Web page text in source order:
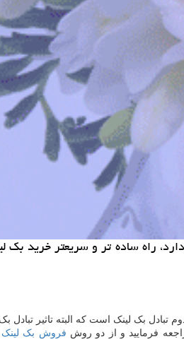
راه ساده تر و سریعتر خرید
تبادل بک لینک است که البته تاثیر تبادل
فرمایید و از دو روش فروش بک لینک